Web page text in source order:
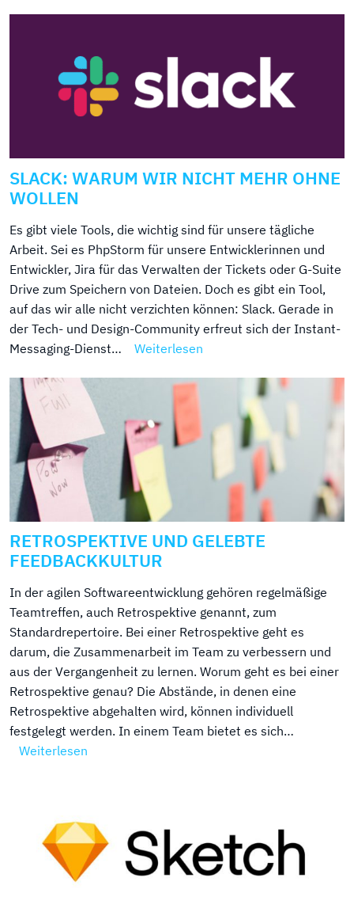
SLACK: WARUM WIR NICHT MEHR OHNE
WOLLEN
Es gibt viele Tools, die wichtig sind für unsere tägliche
Arbeit. Sei es PhpStorm für unsere Entwicklerinnen und
Entwickler, Jira für das Verwalten der Tickets oder G-Suite
Drive zum Speichern von Dateien. Doch es gibt ein Tool,
auf das wir alle nicht verzichten können: Slack. Gerade in
der Tech- und Design-Community erfreut sich der Instant-
Messaging-Dienst…
Weiterlesen
RETROSPEKTIVE UND GELEBTE
FEEDBACKKULTUR
In der agilen Softwareentwicklung gehören regelmäßige
Teamtreffen, auch Retrospektive genannt, zum
Standardrepertoire. Bei einer Retrospektive geht es
darum, die Zusammenarbeit im Team zu verbessern und
aus der Vergangenheit zu lernen. Worum geht es bei einer
Retrospektive genau? Die Abstände, in denen eine
Retrospektive abgehalten wird, können individuell
festgelegt werden. In einem Team bietet es sich…
Weiterlesen